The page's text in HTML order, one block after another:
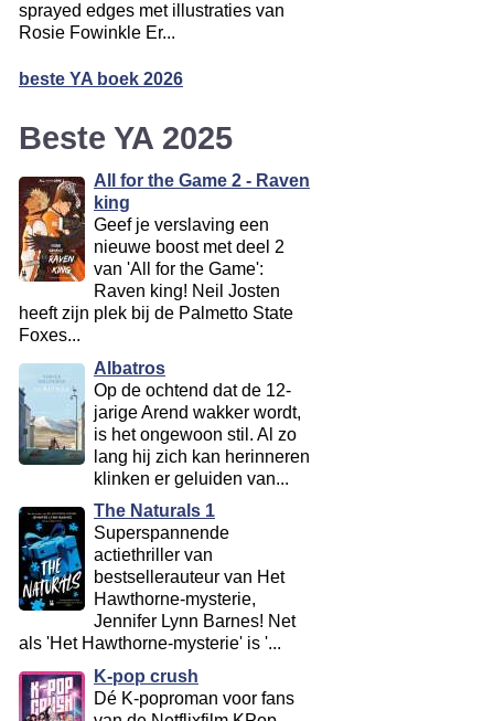
sprayed edges met illustraties van
Rosie Fowinkle Er...
beste YA boek 2026
Beste YA 2025
All for the Game 2 - Raven
king
Geef je verslaving een
nieuwe boost met deel 2
van 'All for the Game':
Raven king! Neil Josten
heeft zijn plek bij de Palmetto State
Foxes...
Albatros
Op de ochtend dat de 12-
jarige Arend wakker wordt,
is het ongewoon stil. Al zo
lang hij zich kan herinneren
klinken er geluiden van...
The Naturals 1
Superspannende
actiethriller van
bestsellerauteur van Het
Hawthorne-mysterie,
Jennifer Lynn Barnes! Net
als 'Het Hawthorne-mysterie' is '...
K-pop crush
Dé K-poproman voor fans